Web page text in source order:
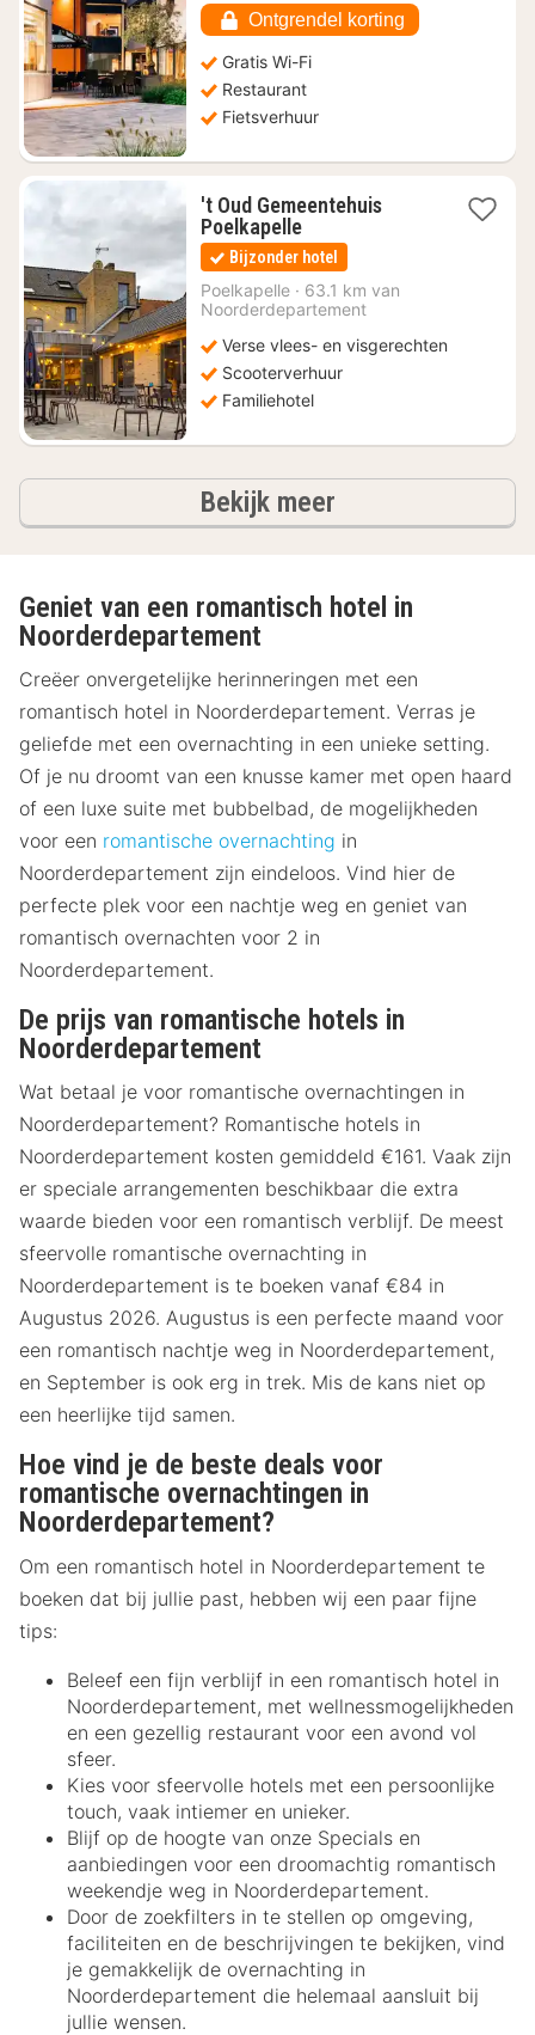
86,62 Ontgrendel korting
Gratis Wi-Fi
Restaurant
Fietsverhuur
't Oud Gemeentehuis
Poelkapelle1
nacht
vanaf
€
118,80
Bijzonder hotel
Poelkapelle · 63.1 km van
Noorderdepartement
Verse vlees- en visgerechten
Scooterverhuur
Familiehotel
Bekijk meerhotels
Geniet van een romantisch hotel in
Noorderdepartement
Creëer onvergetelijke herinneringen met een
romantisch hotel in Noorderdepartement. Verras je
geliefde met een overnachting in een unieke setting.
Of je nu droomt van een knusse kamer met open haard
of een luxe suite met bubbelbad, de mogelijkheden
voor een romantische overnachting in
Noorderdepartement zijn eindeloos. Vind hier de
perfecte plek voor een nachtje weg en geniet van
romantisch overnachten voor 2 in
Noorderdepartement.
De prijs van romantische hotels in
Noorderdepartement
Wat betaal je voor romantische overnachtingen in
Noorderdepartement? Romantische hotels in
Noorderdepartement kosten gemiddeld €161. Vaak zijn
er speciale arrangementen beschikbaar die extra
waarde bieden voor een romantisch verblijf. De meest
sfeervolle romantische overnachting in
Noorderdepartement is te boeken vanaf €84 in
Augustus 2026. Augustus is een perfecte maand voor
een romantisch nachtje weg in Noorderdepartement,
en September is ook erg in trek. Mis de kans niet op
een heerlijke tijd samen.
Hoe vind je de beste deals voor
romantische overnachtingen in
Noorderdepartement?
Om een romantisch hotel in Noorderdepartement te
boeken dat bij jullie past, hebben wij een paar fijne
tips:
Beleef een fijn verblijf in een romantisch hotel in
Noorderdepartement, met wellnessmogelijkheden
en een gezellig restaurant voor een avond vol
sfeer.
Kies voor sfeervolle hotels met een persoonlijke
touch, vaak intiemer en unieker.
Blijf op de hoogte van onze Specials en
aanbiedingen voor een droomachtig romantisch
weekendje weg in Noorderdepartement.
Door de zoekfilters in te stellen op omgeving,
faciliteiten en de beschrijvingen te bekijken, vind
je gemakkelijk de overnachting in
Noorderdepartement die helemaal aansluit bij
jullie wensen.